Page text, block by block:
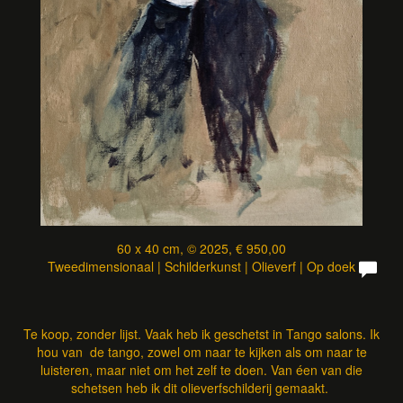
60 x 40 cm, © 2025, € 950,00
Tweedimensionaal | Schilderkunst | Olieverf | Op doek
Te koop, zonder lijst. Vaak heb ik geschetst in Tango salons. Ik
hou van de tango, zowel om naar te kijken als om naar te
luisteren, maar niet om het zelf te doen. Van éen van die
schetsen heb ik dit olieverfschilderij gemaakt.